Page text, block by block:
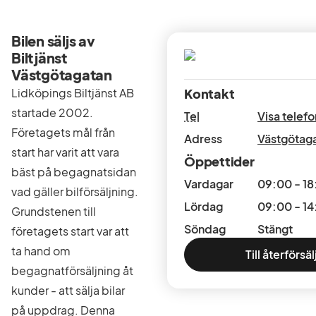
Bilen säljs av
Biltjänst
Västgötagatan
Lidköpings Biltjänst AB
startade 2002.
Företagets mål från
start har varit att vara
bäst på begagnatsidan
vad gäller bilförsäljning.
Grundstenen till
företagets start var att
ta hand om
begagnatförsäljning åt
kunder - att sälja bilar
på uppdrag. Denna
Kontakt
Tel
Visa
Adress
Öppettider
Vardagar
09:00 -
Lördag
09:00 -
Söndag
Stängt
Till